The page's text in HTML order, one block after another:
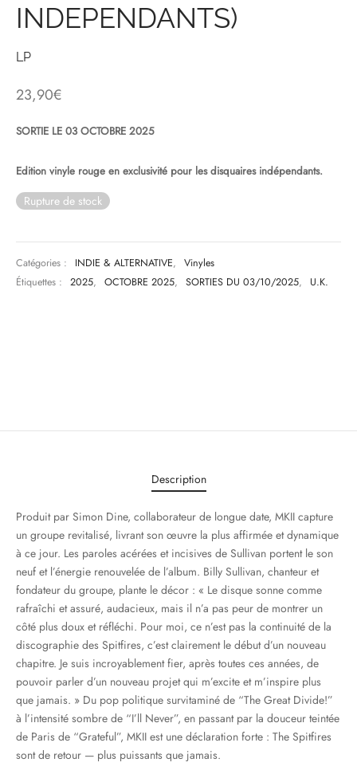
INDEPENDANTS)
LP
23,90€
SORTIE LE 03 OCTOBRE 2025
Edition vinyle rouge en exclusivité pour les disquaires indépendants.
Rupture de stock
Catégories : INDIE & ALTERNATIVE,
Vinyles
Étiquettes :
2025, OCTOBRE 2025, SORTIES DU 03/10/2025, U.K.
Description
Produit par Simon Dine, collaborateur de longue date, MKII capture
un groupe revitalisé, livrant son œuvre la plus affirmée et dynamique
à ce jour. Les paroles acérées et incisives de Sullivan portent le son
neuf et l’énergie renouvelée de l’album. Billy Sullivan, chanteur et
fondateur du groupe, plante le décor : « Le disque sonne comme
rafraîchi et assuré, audacieux, mais il n’a pas peur de montrer un
côté plus doux et réfléchi. Pour moi, ce n’est pas la continuité de la
discographie des Spitfires, c’est clairement le début d’un nouveau
chapitre. Je suis incroyablement fier, après toutes ces années, de
pouvoir parler d’un nouveau projet qui m’excite et m’inspire plus
que jamais. » Du pop politique survitaminé de “The Great Divide!”
à l’intensité sombre de “I’ll Never”, en passant par la douceur teintée
de Paris de “Grateful”, MKII est une déclaration forte : The Spitfires
sont de retour — plus puissants que jamais.
MUSIQUES IMPROVISEES
DU MONDE
CLASSIQUE
DAY 2025